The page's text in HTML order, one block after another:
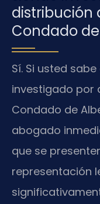
distribución
Condado
Sí. Si usted
investigado por
Condado de
abogado
que se
representación